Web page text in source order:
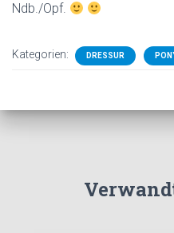
Ndb./Opf.
Kategorien: DRESSUR